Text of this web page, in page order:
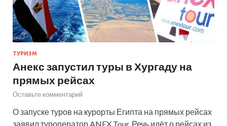
ТУРИЗМ
Анекс запустил туры в Хургаду на
прямых рейсах
Оставьте комментарий
О запуске туров на курорты Египта на прямых рейсах
заявил туроператор ANEX Tour. Речь идёт о рейсах из